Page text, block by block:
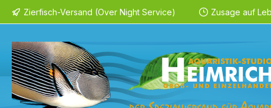
Zur Hauptnavigation springen
Zierfisch-Versand (Over Night Service) Zusage auf